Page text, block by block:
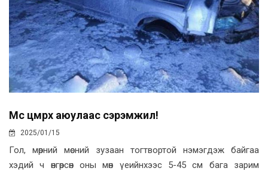
Мөс цөмрөх аюулаас сэрэмжил!
2025/01/15
Гол, мөрний мөсний зузаан тогтвортой нэмэгдэж байгаа
хэдий ч өнгөрсөн оны мөн үеийнхээс 5-45 см бага зарим